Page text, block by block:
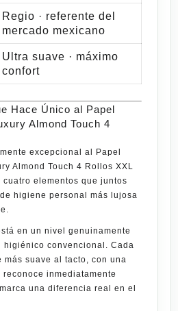
Regio · referente del
mercado mexicano
Ultra suave · máximo
confort
Hace Único al Papel
Almond Touch 4
excepcional al Papel
Almond Touch 4 Rollos XXL
elementos que juntos
higiene personal más lujosa
en un nivel genuinamente
convencional. Cada
más suave al tacto, con una
inmediatamente
una diferencia real en el